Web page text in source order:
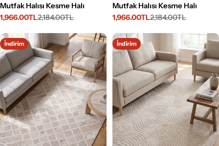
Mutfak Halısı Kesme Halı
İndirimli
1,966.00TL
Normal
2,184.00TL
Mutfak Halısı Kesme Halı
İndirimli
1,966.00TL
Normal
2,184.00TL
İndirim İndirim